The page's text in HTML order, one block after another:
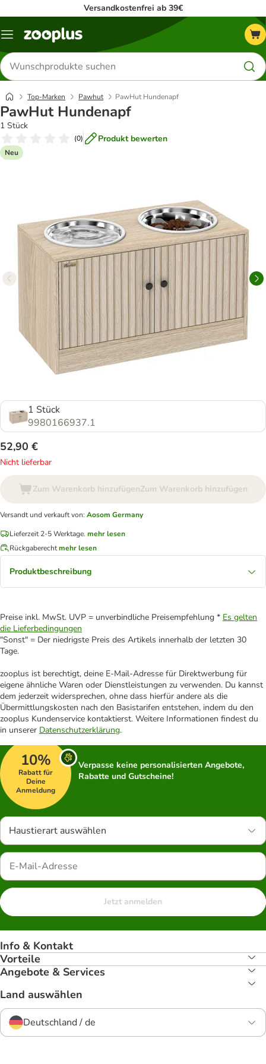
Versandkostenfrei ab 39€
Menü
Produkte
suchen
Top-Marken Pawhut PawHut Hundenapf
PawHut Hundenapf
1 Stück
(0) Produkt bewerten
Neu
1 Stück
9980166937.1
52,90 €
Nicht lieferbar
Zum Warenkorb hinzufügenZum Warenkorb hinzufügen
Versandt und verkauft von: Aosom Germany
Lieferzeit 2-5 Werktage. mehr lesen
Rückgaberechtmehr lesen
Produktbeschreibung
Preise inkl. MwSt. UVP = unverbindliche Preisempfehlung * Es gelten
die Lieferbedingungen
"Sonst" = Der niedrigste Preis des Artikels innerhalb der letzten 30
Tage.
zooplus ist berechtigt, deine E-Mail-Adresse für Direktwerbung für
eigene ähnliche Waren oder Dienstleistungen zu verwenden. Du kannst
dem jederzeit widersprechen, ohne dass hierfür andere als die
Übermittlungskosten nach den Basistarifen entstehen, indem du den
zooplus Kundenservice kontaktierst. Weitere Informationen findest du
in unserer Datenschutzerklärung.
10%
Rabatt für
Deine
Anmeldung
Verpasse keine personalisierten Angebote,
Rabatte und Gutscheine!
Haustierart auswählen
Jetzt anmelden
Info & Kontakt
Vorteile
Angebote & Services
Land auswählen
Deutschland / de